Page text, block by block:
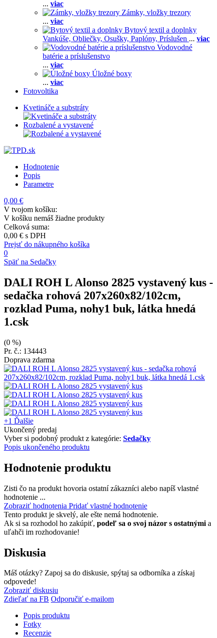
... viac
Zámky, vložky trezory
... viac
Bytový textil a doplnky
Vankúše, Obliečky, Osušky, Paplóny, Príslušen ... viac
Vodovodné
batérie a príslušenstvo
... viac
Úložné boxy
... viac
Fotovoltika
Kvetináče a substráty
Rozbalené a vystavené
Hodnotenie
Popis
Parametre
0,00 €
V tvojom košíku:
V košíku nemáš žiadne produkty
Celková suma:
0,00 € s DPH
Prejsť do nákupného košíka
0
Späť na Sedačky
DALI ROH L Alonso 2825 vystavený kus -
sedačka rohová 207x260x82/102cm,
rozklad Puma, nohy1 buk, látka hnedá
1.csk
(0 %)
Pr. č.: 134443
Doprava zdarma
+1 Ďalšie
Ukončený predaj
Vyber si podobný produkt z kategórie: Sedačky
Popis ukončeného produktu
Hodnotenie produktu
Zisti čo na produkt hovoria ostatní zákazníci alebo napíš vlastné
hodnotenie ...
Zobraziť hodnotenia Pridať vlastné hodnotenie
Tento produkt je skvelý, ale ešte nemá hodnotenie.
Ak si sa rozhodol ho zakúpiť, podeľ sa o svoj názor s ostatnými a
uľahči im rozhodovanie!
Diskusia
Máš otázky? Zapoj sa do diskusie, spýtaj sa odborníka a získaj
odpovede!
Zobraziť diskusiu
Zdieľať na FB Odporučiť e-mailom
Popis produktu
Fotky
Recenzie